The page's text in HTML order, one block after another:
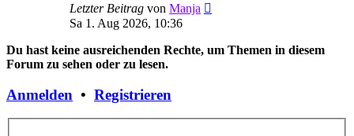
Letzter Beitrag von Manja
Sa 1. Aug 2026, 10:36
Du hast keine ausreichenden Rechte, um Themen in diesem
Forum zu sehen oder zu lesen.
Anmelden • Registrieren